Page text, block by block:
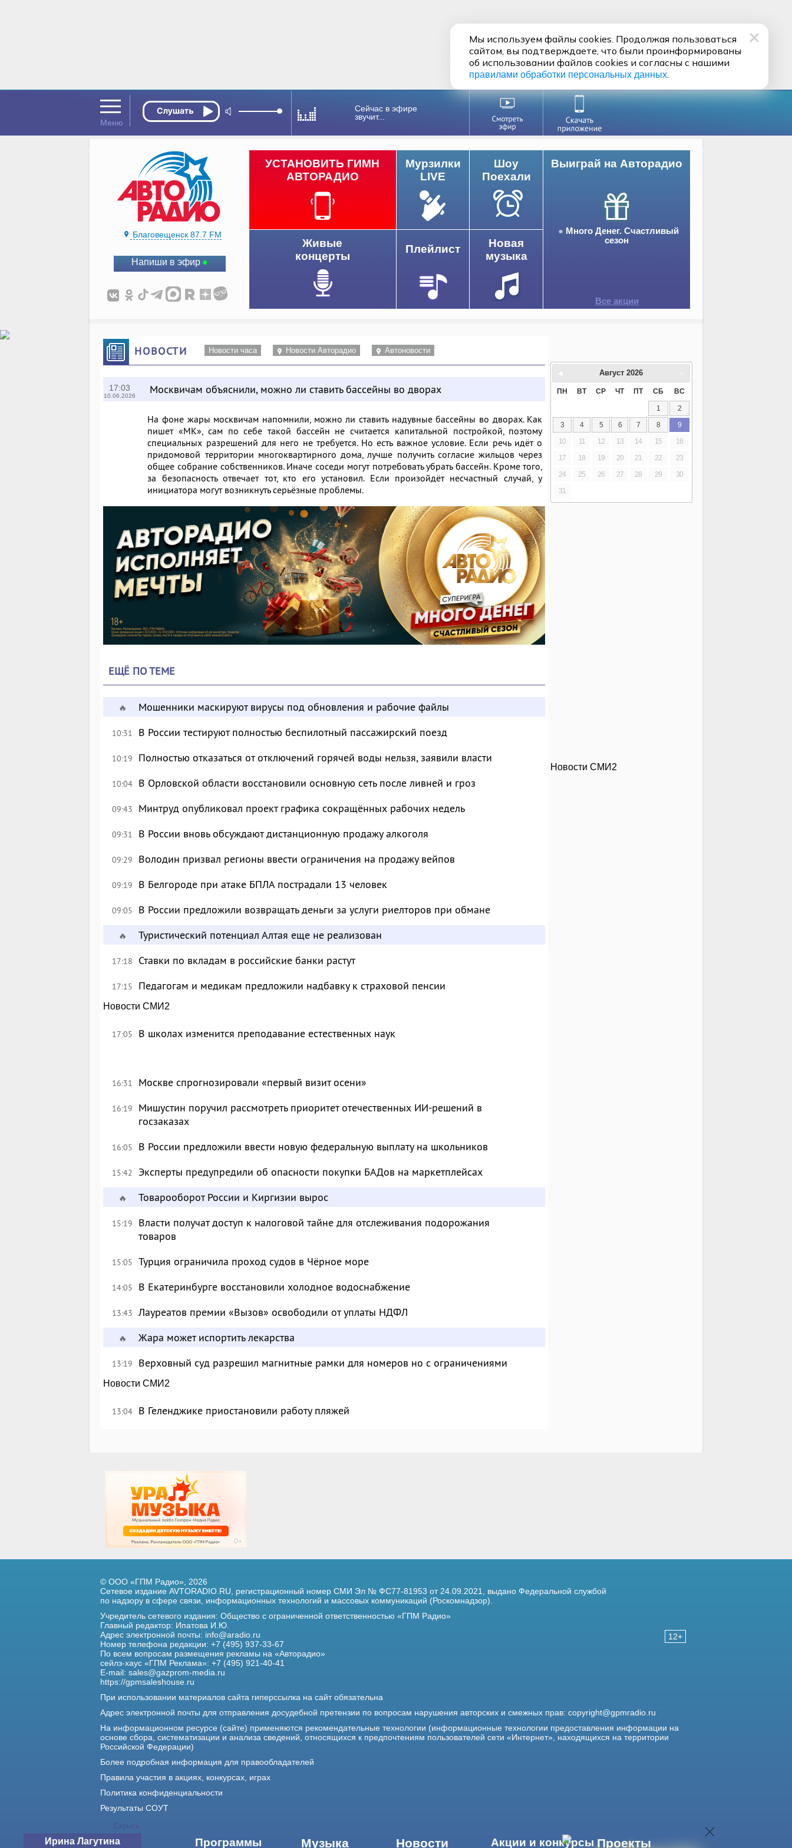
Сейчас в эфире
звучит...
Благовещенск 87.7 FM
Напиши в эфир
Выиграй на Авторадио
Много Денег. Счастливый
сезон
Все акции
УСТАНОВИТЬ ГИМН
АВТОРАДИО
Мурзилки
LIVE
Шоу
Поехали
Живые
концерты
Плейлист
Новая
музыка
НОВОСТИ Новости часа Новости Авторадио Автоновости
17:03
10.06.2026 Москвичам объяснили, можно ли ставить бассейны во дворах
На фоне жары москвичам напомнили, можно ли ставить надувные бассейны во дворах. Как
пишет«МК», сам по себе такой бассейн не считается капитальной постройкой, поэтому
специальных разрешений для него не требуется. Но есть важное условие. Если речь идёт о
придомовой территории многоквартирного дома, лучше получить согласие жильцов через
общее собрание собственников. Иначе соседи могут потребовать убрать бассейн. Кроме того,
за безопасность отвечает тот, кто его установил. Если произойдёт несчастный случай, у
инициатора могут возникнуть серьёзные проблемы.
ЕЩЁ ПО ТЕМЕ
🔥 Мошенники маскируют вирусы под обновления и рабочие файлы
10:31 В России тестируют полностью беспилотный пассажирский поезд
10:19 Полностью отказаться от отключений горячей воды нельзя, заявили власти
10:04 В Орловской области восстановили основную сеть после ливней и гроз
09:43 Минтруд опубликовал проект графика сокращённых рабочих недель
09:31 В России вновь обсуждают дистанционную продажу алкоголя
09:29 Володин призвал регионы ввести ограничения на продажу вейпов
09:19 В Белгороде при атаке БПЛА пострадали 13 человек
09:05 В России предложили возвращать деньги за услуги риелторов при обмане
🔥 Туристический потенциал Алтая еще не реализован
17:18 Ставки по вкладам в российские банки растут
17:15 Педагогам и медикам предложили надбавку к страховой пенсии
Новости СМИ2
17:05 В школах изменится преподавание естественных наук
16:31 Москве спрогнозировали «первый визит осени»
16:19
Мишустин поручил рассмотреть приоритет отечественных ИИ-решений в
госзаказах
16:05 В России предложили ввести новую федеральную выплату на школьников
15:42 Эксперты предупредили об опасности покупки БАДов на маркетплейсах
🔥 Товарооборот России и Киргизии вырос
15:19
Власти получат доступ к налоговой тайне для отслеживания подорожания
товаров
15:05 Турция ограничила проход судов в Чёрное море
14:05 В Екатеринбурге восстановили холодное водоснабжение
13:43 Лауреатов премии «Вызов» освободили от уплаты НДФЛ
🔥 Жара может испортить лекарства
13:19 Верховный суд разрешил магнитные рамки для номеров но с ограничениями
Новости СМИ2
13:04 В Геленджике приостановили работу пляжей
Август 2026
ПН ВТ СР ЧТ ПТ СБ ВС
1
2
3
4 5 6 7 8
9
10
11 12 13 14 15
16
17
18 19 20 21 22
23
24
25 26 27 28 29
30
31
Новости СМИ2
Скрыть
Ирина Лагутина
12+
© ООО «ГПМ Радио», 2026
Сетевое издание AVTORADIO.RU, регистрационный номер СМИ Эл № ФС77-81953 от 24.09.2021, выдано Федеральной службой
по надзору в сфере связи, информационных технологий и массовых коммуникаций (Роскомнадзор).
Учредитель сетевого издания: Общество с ограниченной ответственностью «ГПМ Радио»
Главный редактор: Ипатова И.Ю.
Адрес электронной почты: info@aradio.ru
Номер телефона редакции: +7 (495) 937-33-67
По всем вопросам размещения рекламы на «Авторадио»
сейлз-хаус «ГПМ Реклама»: +7 (495) 921-40-41
E-mail: sales@gazprom-media.ru
https://gpmsaleshouse.ru
При использовании материалов сайта гиперссылка на сайт обязательна
Адрес электронной почты для отправления досудебной претензии по вопросам нарушения авторских и смежных прав: copyright@gpmradio.ru
На информационном ресурсе (сайте) применяются рекомендательные технологии (информационные технологии предоставления информации на
основе сбора, систематизации и анализа сведений, относящихся к предпочтениям пользователей сети «Интернет», находящихся на территории
Российской Федерации)
Более подробная информация для правообладателей
Правила участия в акциях, конкурсах, играх
Политика конфиденциальности
Результаты СОУТ
О нас Программы Музыка Новости Акции и конкурсы Проекты
Мы используем файлы cookies. Продолжая пользоваться
сайтом, вы подтверждаете, что были проинформированы
об использовании файлов cookies и согласны с нашими
правилами обработки персональных данных.